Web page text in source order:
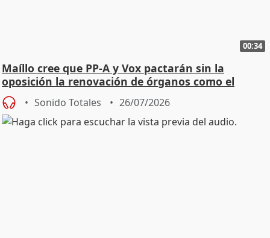
00:34
Maíllo cree que PP-A y Vox pactarán sin la
oposición la renovación de órganos como el
Defensor
Sonido Totales 26/07/2026